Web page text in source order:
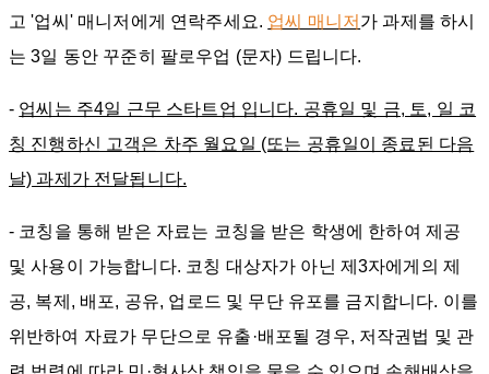
고 '업씨' 매니저에게 연락주세요. 업씨 매니저 가 과제를 하시
는 3일 동안 꾸준히 팔로우업 (문자) 드립니다.
- 업씨는 주4일 근무 스타트업 입니다. 공휴일 및 금, 토, 일 코
칭 진행하신 고객은 차주 월요일 (또는 공휴일이 종료된 다음
날) 과제가 전달됩니다.
- 코칭을 통해 받은 자료는 코칭을 받은 학생에 한하여 제공
및 사용이 가능합니다. 코칭 대상자가 아닌 제3자에게의 제
공, 복제, 배포, 공유, 업로드 및 무단 유포를 금지합니다. 이를
위반하여 자료가 무단으로 유출·배포될 경우, 저작권법 및 관